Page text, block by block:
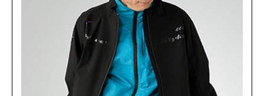
SOLID BLACK
3L
¥22,000 (税込)
カートに入れる